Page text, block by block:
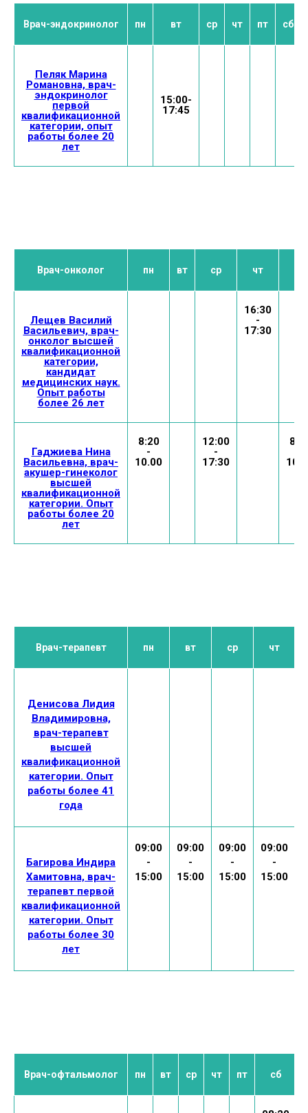
Врач-эндокринолог пн вт ср чт пт сб
Пеляк Марина
Романовна, врач-
эндокринолог
первой
квалификационной
категории, опыт
работы более 20
лет
15:00-
17:45
Врач-онколог пн вт ср чт
Лещев Василий
Васильевич, врач-
онколог высшей
квалификационной
категории,
кандидат
медицинских наук.
Опыт работы
более 26 лет
16:30
-
17:30
Гаджиева Нина
Васильевна, врач-
акушер-гинеколог
высшей
квалификационной
категории. Опыт
работы более 20
лет
8:20
-
10.00
12:00
-
17:30
Врач-терапевт пн вт ср чт
Денисова Лидия
Владимировна,
врач-терапевт
высшей
квалификационной
категории. Опыт
работы более 41
года
Багирова Индира
Хамитовна, врач-
терапевт первой
квалификационной
категории. Опыт
работы более 30
лет
09:00
-
15:00
09:00
-
15:00
09:00
-
15:00
09:00
-
15:00
Врач-офтальмолог пн вт ср чт пт сб